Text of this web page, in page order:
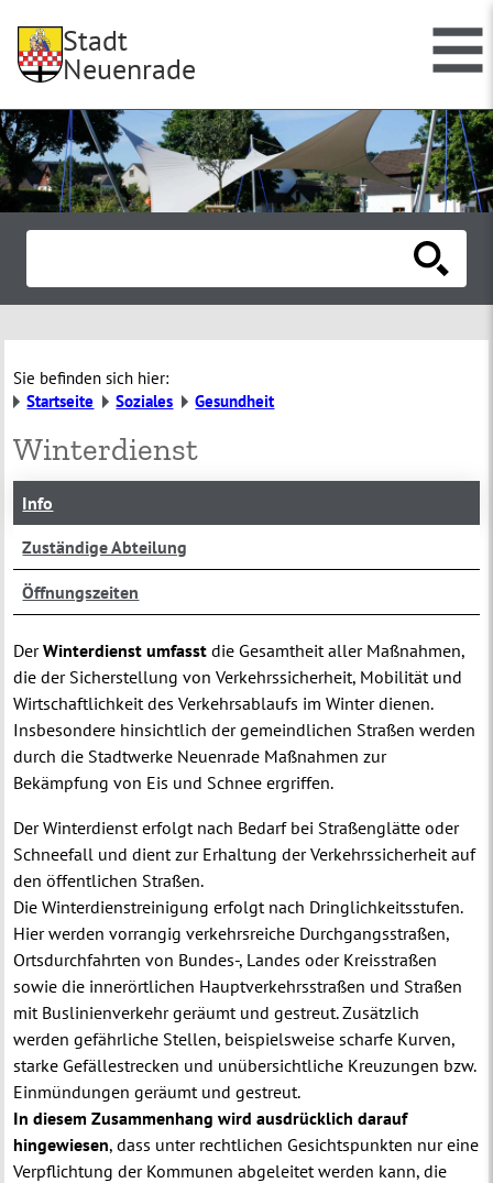
Stadt
Neuenrade
Sie befinden sich hier:
Startseite
Soziales Gesundheit
Winterdienst
Info
Zuständige Abteilung
Öffnungszeiten
DerWinterdienst umfasst die Gesamtheit aller Maßnahmen,
die der Sicherstellung von Verkehrssicherheit, Mobilität und
Wirtschaftlichkeit des Verkehrsablaufs im Winter dienen.
Insbesondere hinsichtlich der gemeindlichen Straßen werden
durch die Stadtwerke Neuenrade Maßnahmen zur
Bekämpfung von Eis und Schnee ergriffen.
Der Winterdienst erfolgt nach Bedarf bei Straßenglätte oder
Schneefall und dient zur Erhaltung der Verkehrssicherheit auf
den öffentlichen Straßen.
Die Winterdienstreinigung erfolgt nach Dringlichkeitsstufen.
Hier werden vorrangig verkehrsreiche Durchgangsstraßen,
Ortsdurchfahrten von Bundes-, Landes oder Kreisstraßen
sowie die innerörtlichen Hauptverkehrsstraßen und Straßen
mit Buslinienverkehr geräumt und gestreut. Zusätzlich
werden gefährliche Stellen, beispielsweise scharfe Kurven,
starke Gefällestrecken und unübersichtliche Kreuzungen bzw.
Einmündungen geräumt und gestreut.
In diesem Zusammenhang wird ausdrücklich darauf
hingewiesen, dass unter rechtlichen Gesichtspunkten nur eine
Verpflichtung der Kommunen abgeleitet werden kann, die